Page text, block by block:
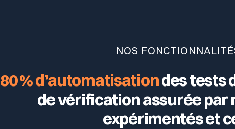
NOS
80 % d’automatisationdes tests
de vérification assurée par
expérimentés et